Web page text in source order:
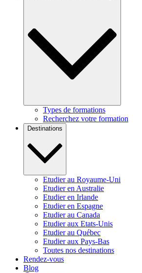
Types de formations
Recherchez votre formation
Destinations
Etudier au Royaume-Uni
Etudier en Australie
Etudier en Irlande
Etudier en Espagne
Etudier au Canada
Etudier aux Etats-Unis
Etudier au Québec
Etudier aux Pays-Bas
Toutes nos destinations
Rendez-vous
Blog